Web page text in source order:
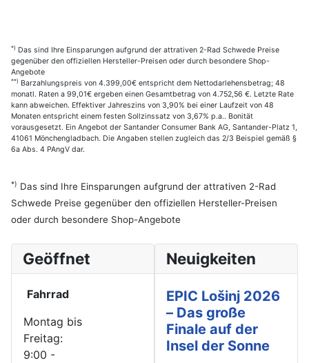
*) Das sind Ihre Einsparungen aufgrund der attrativen 2-Rad Schwede Preise
gegenüber den offiziellen Hersteller-Preisen oder durch besondere Shop-
Angebote
**) Barzahlungspreis von 4.399,00€ entspricht dem Nettodarlehensbetrag; 48
monatl. Raten a 99,01€ ergeben einen Gesamtbetrag von 4.752,56 €. Letzte Rate
kann abweichen. Effektiver Jahreszins von 3,90% bei einer Laufzeit von 48
Monaten entspricht einem festen Sollzinssatz von 3,67% p.a.. Bonität
vorausgesetzt. Ein Angebot der Santander Consumer Bank AG, Santander-Platz 1,
41061 Mönchengladbach. Die Angaben stellen zugleich das 2/3 Beispiel gemäß §
6a Abs. 4 PAngV dar.
*) Das sind Ihre Einsparungen aufgrund der attrativen 2-Rad
Schwede Preise gegenüber den offiziellen Hersteller-Preisen
oder durch besondere Shop-Angebote
Geöffnet
Fahrrad
Montag bis
Freitag:
9:00 -
Neuigkeiten
EPIC Lošinj 2026
– Das große
Finale auf der
Insel der Sonne